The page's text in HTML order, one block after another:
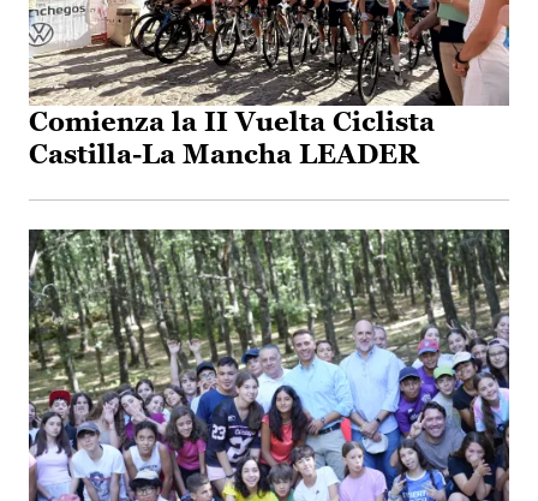
Comienza la II Vuelta Ciclista
Castilla-La Mancha LEADER